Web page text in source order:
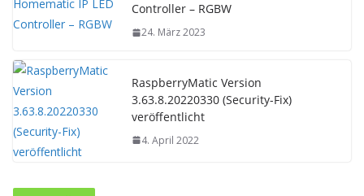
Controller – RGBW
24. März 2023
RaspberryMatic Version
3.63.8.20220330 (Security-Fix)
veröffentlicht
4. April 2022